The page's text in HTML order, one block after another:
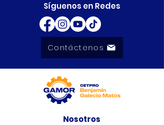
Síguenos en Redes
Contáctenos
Nosotros